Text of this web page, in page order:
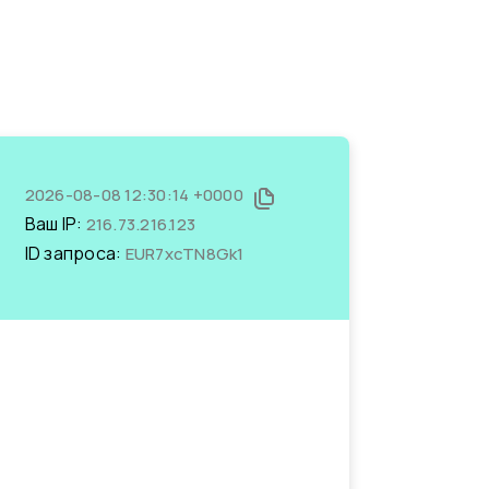
2026-08-08 12:30:14 +0000
Ваш IP: 216.73.216.123
ID запроса: EUR7xcTN8Gk1